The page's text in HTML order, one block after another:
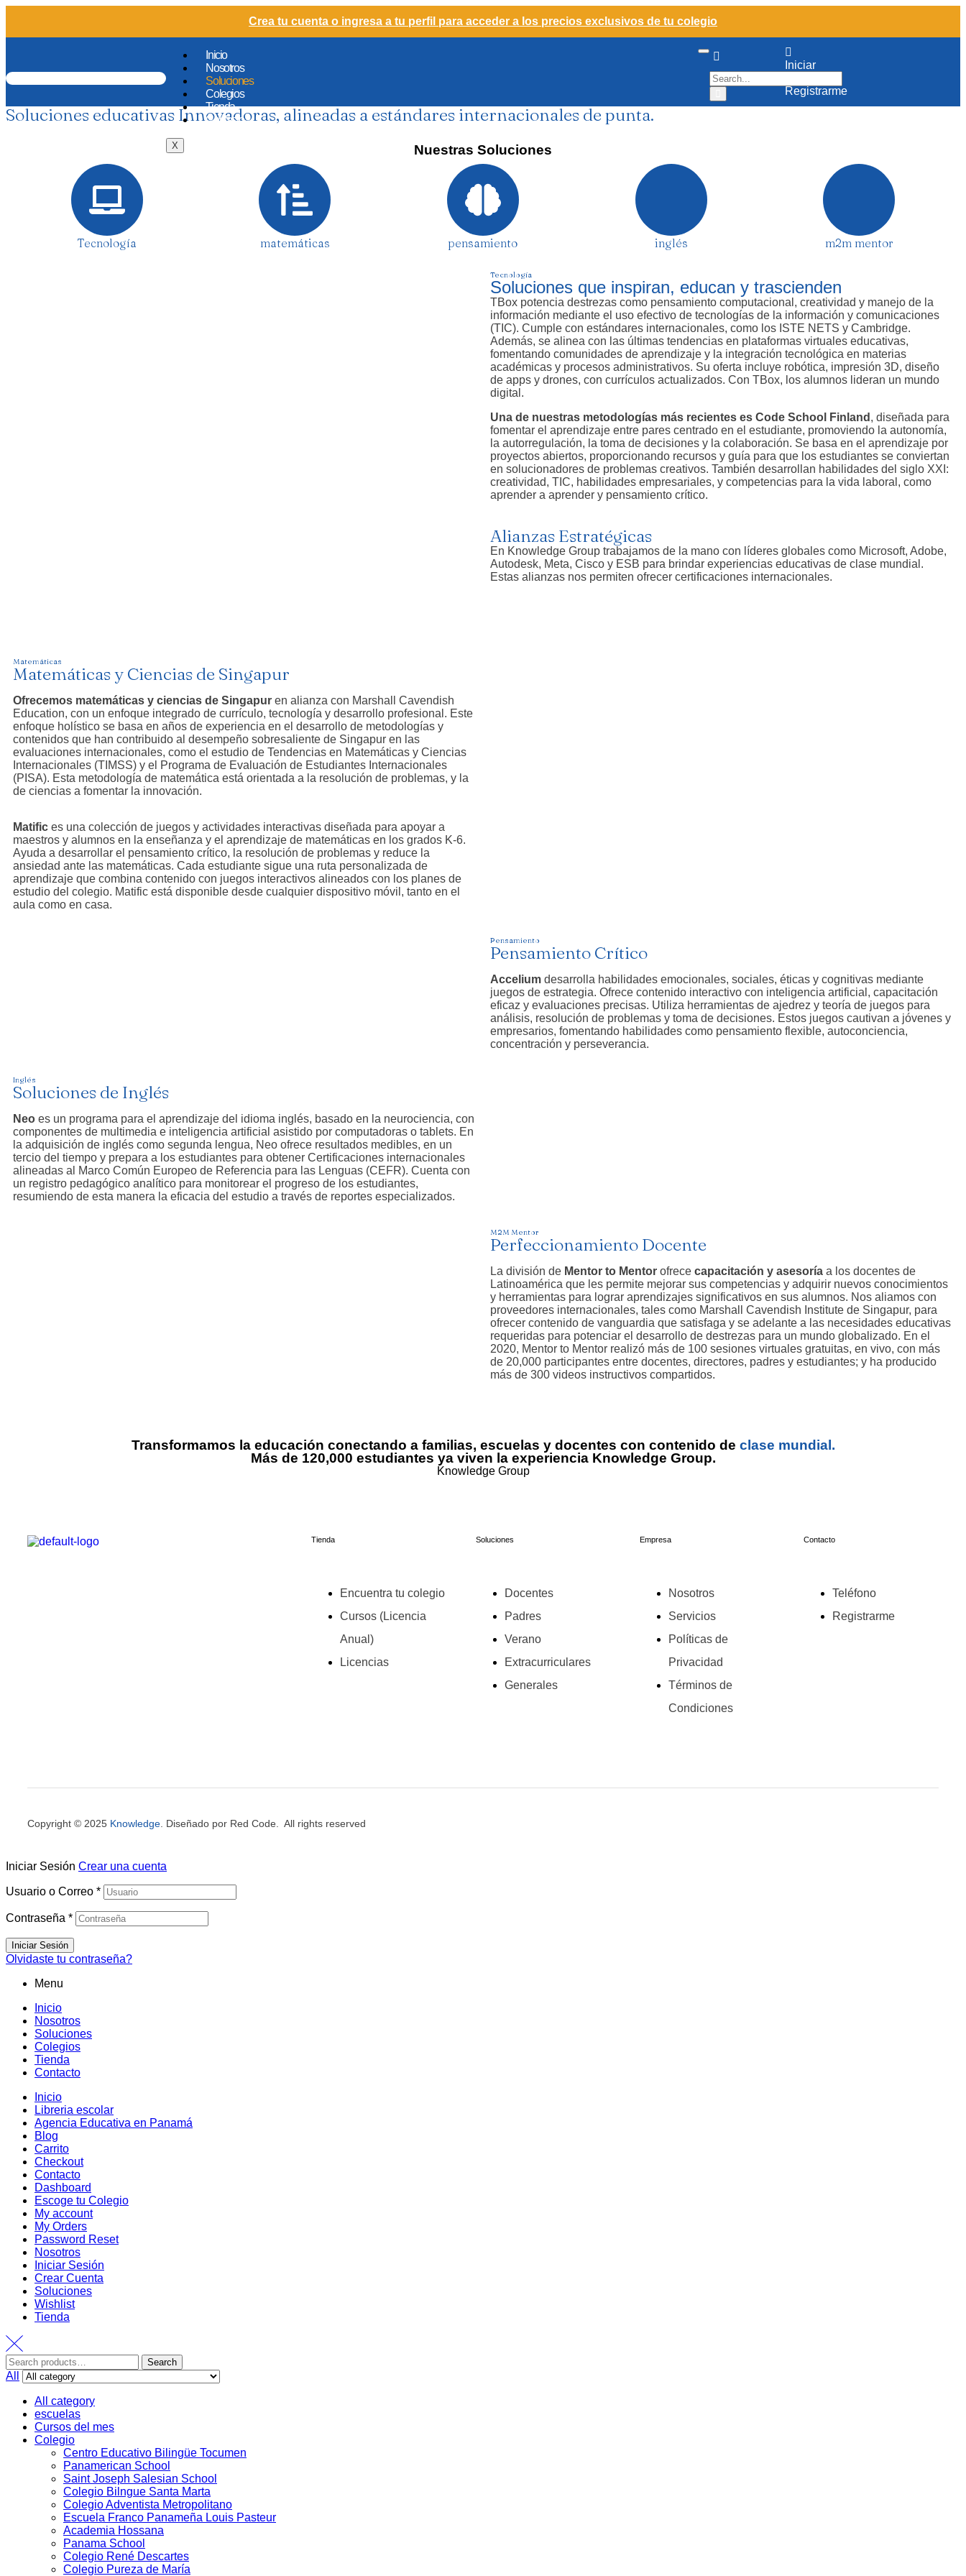
Crea tu cuenta o ingresa a tu perfil para acceder a los precios exclusivos de tu colegio
Inicio
Nosotros
Soluciones
Colegios
Tienda
Contacto
X
Iniciar
Registrarme
Soluciones educativas Innovadoras, alineadas a estándares internacionales de punta.
Nuestras Soluciones
Tecnología matemáticas pensamiento inglés m2m mentor
Tecnología
Soluciones que inspiran, educan y trascienden
TBox potencia destrezas como pensamiento computacional, creatividad y manejo de la
información mediante el uso efectivo de tecnologías de la información y comunicaciones
(TIC). Cumple con estándares internacionales, como los ISTE NETS y Cambridge.
Además, se alinea con las últimas tendencias en plataformas virtuales educativas,
fomentando comunidades de aprendizaje y la integración tecnológica en materias
académicas y procesos administrativos. Su oferta incluye robótica, impresión 3D, diseño
de apps y drones, con currículos actualizados. Con TBox, los alumnos lideran un mundo
digital.
Una de nuestras metodologías más recientes es Code School Finland , diseñada para
fomentar el aprendizaje entre pares centrado en el estudiante, promoviendo la autonomía,
la autorregulación, la toma de decisiones y la colaboración. Se basa en el aprendizaje por
proyectos abiertos, proporcionando recursos y guía para que los estudiantes se conviertan
en solucionadores de problemas creativos. También desarrollan habilidades del siglo XXI:
creatividad, TIC, habilidades empresariales, y competencias para la vida laboral, como
aprender a aprender y pensamiento crítico.
Alianzas Estratégicas
En Knowledge Group trabajamos de la mano con líderes globales como Microsoft, Adobe,
Autodesk, Meta, Cisco y ESB para brindar experiencias educativas de clase mundial.
Estas alianzas nos permiten ofrecer certificaciones internacionales.
Matemáticas
Matemáticas y Ciencias de Singapur
Ofrecemos matemáticas y ciencias de Singapur en alianza con Marshall Cavendish
Education, con un enfoque integrado de currículo, tecnología y desarrollo profesional. Este
enfoque holístico se basa en años de experiencia en el desarrollo de metodologías y
contenidos que han contribuido al desempeño sobresaliente de Singapur en las
evaluaciones internacionales, como el estudio de Tendencias en Matemáticas y Ciencias
Internacionales (TIMSS) y el Programa de Evaluación de Estudiantes Internacionales
(PISA). Esta metodología de matemática está orientada a la resolución de problemas, y la
de ciencias a fomentar la innovación.
Matific es una colección de juegos y actividades interactivas diseñada para apoyar a
maestros y alumnos en la enseñanza y el aprendizaje de matemáticas en los grados K-6.
Ayuda a desarrollar el pensamiento crítico, la resolución de problemas y reduce la
ansiedad ante las matemáticas. Cada estudiante sigue una ruta personalizada de
aprendizaje que combina contenido con juegos interactivos alineados con los planes de
estudio del colegio. Matific está disponible desde cualquier dispositivo móvil, tanto en el
aula como en casa.
Pensamiento
Pensamiento Crítico
Accelium desarrolla habilidades emocionales, sociales, éticas y cognitivas mediante
juegos de estrategia. Ofrece contenido interactivo con inteligencia artificial, capacitación
eficaz y evaluaciones precisas. Utiliza herramientas de ajedrez y teoría de juegos para
análisis, resolución de problemas y toma de decisiones. Estos juegos cautivan a jóvenes y
empresarios, fomentando habilidades como pensamiento flexible, autoconciencia,
concentración y perseverancia.
Inglés
Soluciones de Inglés
Neo es un programa para el aprendizaje del idioma inglés, basado en la neurociencia, con
componentes de multimedia e inteligencia artificial asistido por computadoras o tablets. En
la adquisición de inglés como segunda lengua, Neo ofrece resultados medibles, en un
tercio del tiempo y prepara a los estudiantes para obtener Certificaciones internacionales
alineadas al Marco Común Europeo de Referencia para las Lenguas (CEFR). Cuenta con
un registro pedagógico analítico para monitorear el progreso de los estudiantes,
resumiendo de esta manera la eficacia del estudio a través de reportes especializados.
M2M Mentor
Perfeccionamiento Docente
La división de Mentor to Mentor ofrece capacitación y asesoría a los docentes de
Latinoamérica que les permite mejorar sus competencias y adquirir nuevos conocimientos
y herramientas para lograr aprendizajes significativos en sus alumnos. Nos aliamos con
proveedores internacionales, tales como Marshall Cavendish Institute de Singapur, para
ofrecer contenido de vanguardia que satisfaga y se adelante a las necesidades educativas
requeridas para potenciar el desarrollo de destrezas para un mundo globalizado. En el
2020, Mentor to Mentor realizó más de 100 sesiones virtuales gratuitas, en vivo, con más
de 20,000 participantes entre docentes, directores, padres y estudiantes; y ha producido
más de 300 videos instructivos compartidos.
Transformamos la educación conectando a familias, escuelas y docentes con contenido de clase mundial.
Más de 120,000 estudiantes ya viven la experiencia Knowledge Group.
Knowledge Group
Tienda
Encuentra tu colegio
Cursos (Licencia
Anual)
Licencias
Soluciones
Docentes
Padres
Verano
Extracurriculares
Generales
Empresa
Nosotros
Servicios
Políticas de
Privacidad
Términos de
Condiciones
Contacto
Teléfono
Registrarme
Copyright © 2025 Knowledge . Diseñado por Red Code. All rights reserved
Iniciar Sesión Crear una cuenta
Usuario o Correo *
Contraseña *
Iniciar Sesión
Olvidaste tu contraseña?
Menu
Inicio
Nosotros
Soluciones
Colegios
Tienda
Contacto
Inicio
Libreria escolar
Agencia Educativa en Panamá
Blog
Carrito
Checkout
Contacto
Dashboard
Escoge tu Colegio
My account
My Orders
Password Reset
Nosotros
Iniciar Sesión
Crear Cuenta
Soluciones
Wishlist
Tienda
Search
All
All category
escuelas
Cursos del mes
Colegio
Centro Educativo Bilingüe Tocumen
Panamerican School
Saint Joseph Salesian School
Colegio Bilngue Santa Marta
Colegio Adventista Metropolitano
Escuela Franco Panameña Louis Pasteur
Academia Hossana
Panama School
Colegio René Descartes
Colegio Pureza de María